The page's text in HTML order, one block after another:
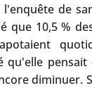
de
que 10,5 %
qu'elle
diminuer.